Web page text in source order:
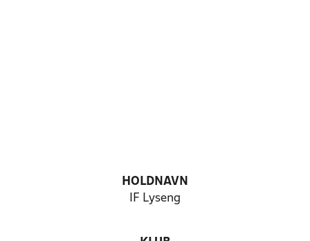
HOLDNAVN
IF Lyseng